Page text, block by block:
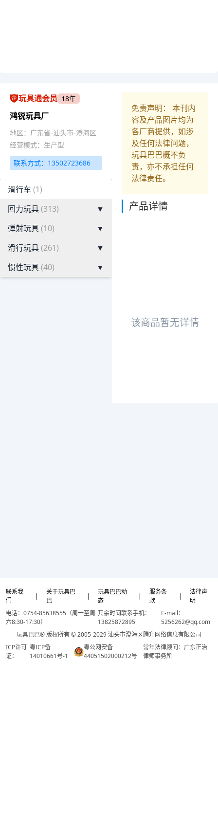
玩具通会员 18年
鸿锐玩具厂
地区：广东省-汕头市-澄海区
经营模式：生产型
联系方式：13502723686
滑行车 (1)
回力玩具(313)
▼
弹射玩具(10)
▼
滑行玩具(261)
▼
惯性玩具(40) ▼
免责声明： 本刊内
容及产品图片均为
各厂商提供，如涉
及任何法律问题，
玩具巴巴概不负
责，亦不承担任何
法律责任。
产品详情
该商品暂无详情
联系我
们
|
关于玩具巴
巴
|
玩具巴巴动
态
|
服务条
款
|
法律声
明
电话：0754-85638555（周一至周
六8:30-17:30）
其余时间联系手机：
13825872895
E-mail：
5256262@qq.com
玩具巴巴® 版权所有 © 2005-2029 汕头市澄海区腾升网络信息有限公司
ICP许可
证：
粤ICP备
14010661号-1
粤公网安备
44051502000212号
常年法律顾问：广东正治
律师事务所